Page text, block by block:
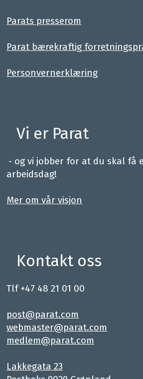
Parats presserom
Parat bærekraftig
Personvernerklæring
Vi er Parat
- og vi jobber for at du skal få
arbeidsdag!
Mer om vår visjon
Kontakt oss
Tlf +47 48 21 01 00
post@parat.com
webmaster@parat.com
medlem@parat.com
Lakkegata 23